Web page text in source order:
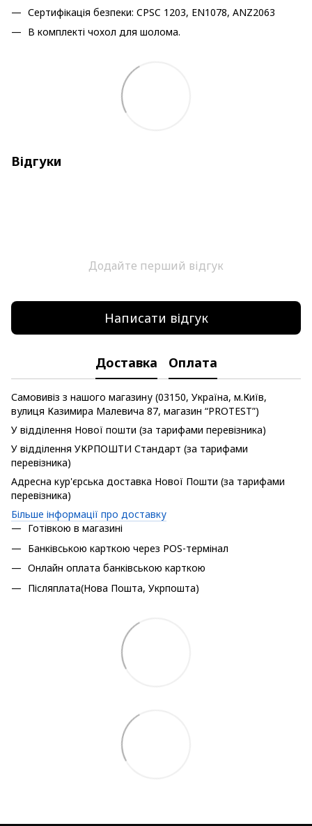
Сертифікація безпеки: CPSC 1203, EN1078, ANZ2063
В комплекті чохол для шолома.
Відгуки
Додайте перший відгук
Написати відгук
Доставка Оплата
Самовивіз з нашого магазину (03150, Україна, м.Київ,
вулиця Казимира Малевича 87, магазин “PROTEST”)
У відділення Нової пошти (за тарифами перевізника)
У відділення УКРПОШТИ Стандарт (за тарифами
перевізника)
Адресна кур'єрська доставка Нової Пошти (за тарифами
перевізника)
Більше інформації про доставку
Готівкою в магазині
Банківською карткою через POS-термінал
Онлайн оплата банківською карткою
Післяплата(Нова Пошта, Укрпошта)